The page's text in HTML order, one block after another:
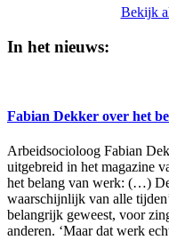
Bekijk
In het nieuws:
Fabian Dekker over het
Arbeidsocioloog Fabian
uitgebreid in het magazine
het belang van werk: (…)
waarschijnlijk van alle
belangrijk geweest, voor
anderen. ‘Maar dat werk